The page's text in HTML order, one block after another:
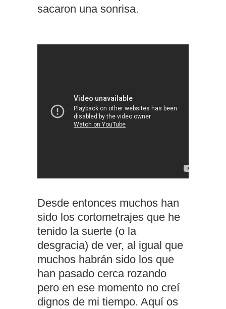
sacaron una sonrisa.
Desde entonces muchos han
sido los cortometrajes que he
tenido la suerte (o la
desgracia) de ver, al igual que
muchos habrán sido los que
han pasado cerca rozando
pero en ese momento no creí
dignos de mi tiempo. Aquí os